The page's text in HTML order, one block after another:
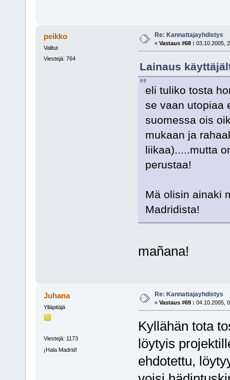
peikko
Valitut
Viestejä: 764
Re: Kannattajayhdistys
« Vastaus #68 : 03.10.2005,
Lainaus
eli tuliko tosta
se vaan utopiaa
suomessa ois
mukaan ja
liikaa).....mutta
perustaa!
Mä olisin ainaki
Madridista!
mañana!
Juhana
Ylläpitäjä
Viestejä: 1173
¡Hala Madrid!
Re: Kannattajayhdistys
« Vastaus #69 : 04.10.2005,
Kyllähän tota
löytyis
ehdotettu,